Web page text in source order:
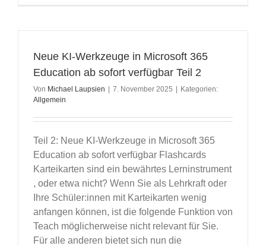
Neue KI-Werkzeuge in Microsoft 365
Education ab sofort verfügbar Teil 2
Von Michael Laupsien 7. November 2025
Kategorien:
Allgemein
Teil 2: Neue KI-Werkzeuge in Microsoft 365
Education ab sofort verfügbar Flashcards
Karteikarten sind ein bewährtes Lerninstrument
, oder etwa nicht? Wenn Sie als Lehrkraft oder
Ihre Schüler:innen mit Karteikarten wenig
anfangen können, ist die folgende Funktion von
Teach möglicherweise nicht relevant für Sie.
Für alle anderen bietet sich nun die